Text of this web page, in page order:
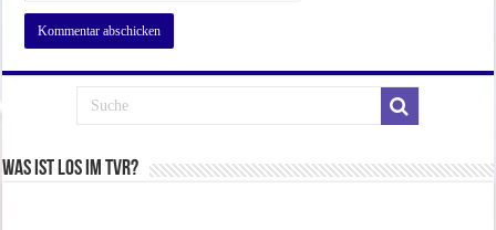
Was ist los im TVR?